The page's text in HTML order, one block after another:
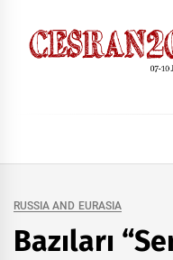
RUSSIA AND EURASIA
Bazıları